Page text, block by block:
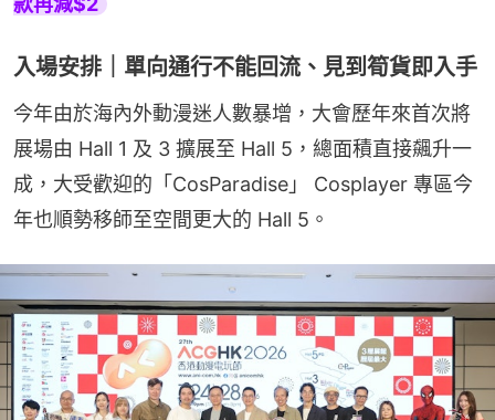
入場安排｜單向通行不能回流、見到筍貨即入手
今年由於海內外動漫迷人數暴增，大會歷年來首次將
展場由 Hall 1 及 3 擴展至 Hall 5，總面積直接飆升一
成，大受歡迎的「CosParadise」 Cosplayer 專區今
年也順勢移師至空間更大的 Hall 5。